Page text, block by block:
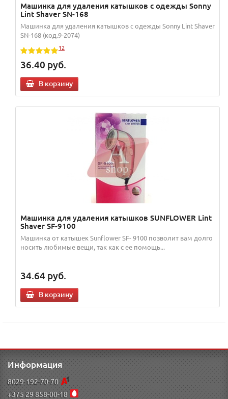
Машинка для удаления катышков с одежды Sonny
Lint Shaver SN-168
Машинка для удаления катышков с одежды Sonny Lint Shaver
SN-168 (код.9-2074)
12
36.40 руб.
В корзину
Машинка для удаления катышков SUNFLOWER Lint
Shaver SF-9100
Машинка от катышек Sunflower SF- 9100 позволит вам долго
носить любимые вещи, так как с ее помощь...
34.64 руб.
В корзину
Информация
8029-192-70-70
+375 29 858-00-18